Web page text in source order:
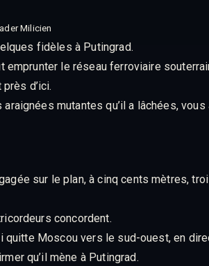
Milicien
fidèles à Putingrad.
emprunter le réseau ferroviaire
d’ici.
mutantes qu’il a lâchées,
sur le plan, à cinq cents mètres,
concordent.
quitte Moscou vers le sud-ouest, en
qu’il mène à Putingrad.